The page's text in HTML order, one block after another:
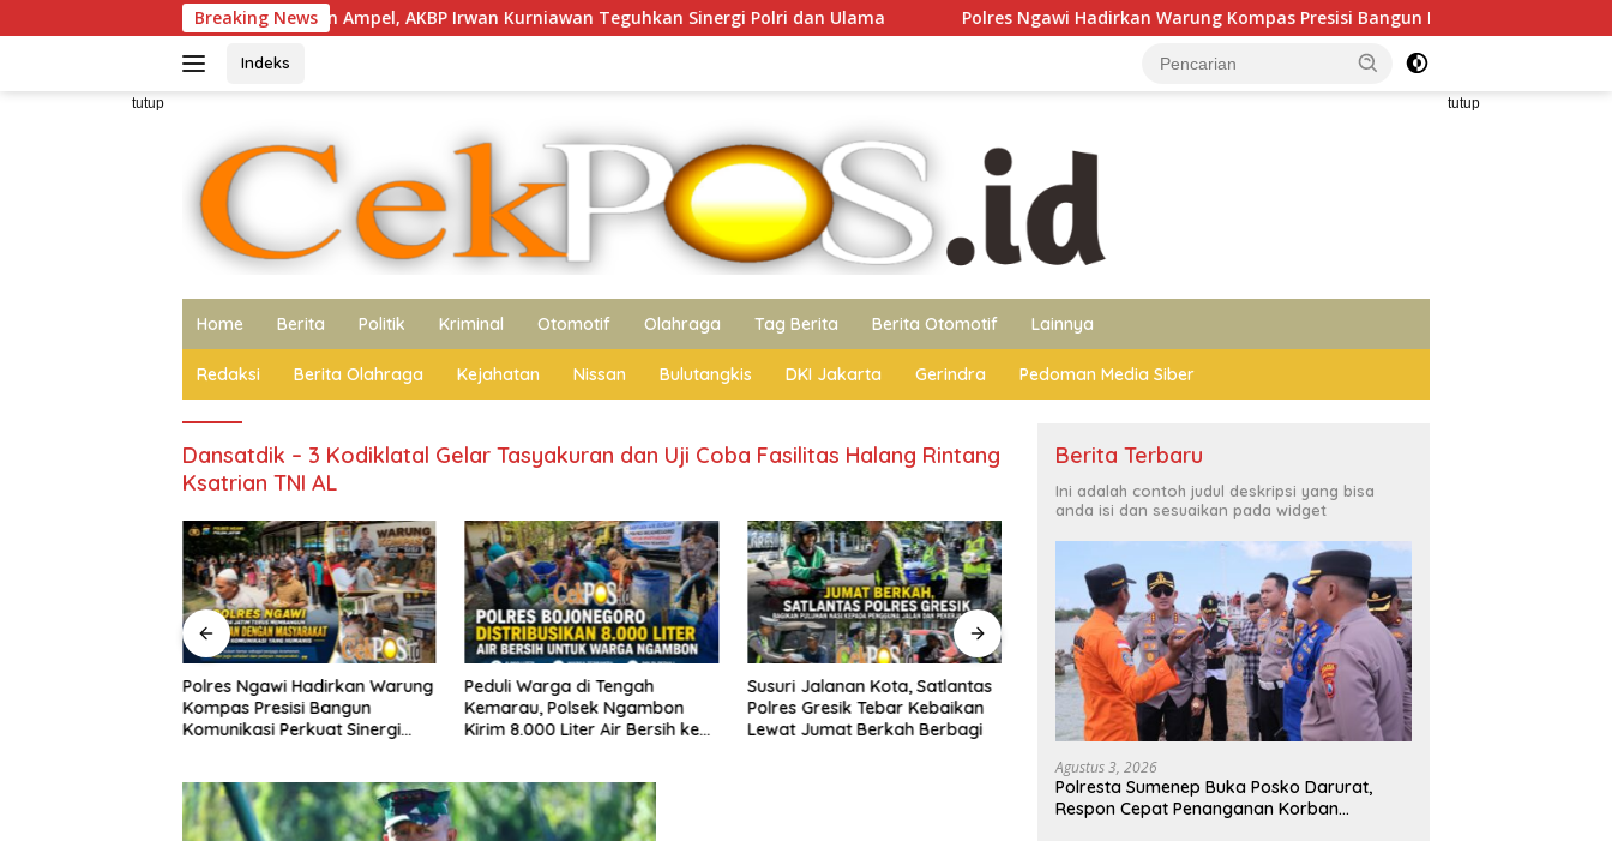
ke
Breaking News
Baru di Sunan Ampel, AKBP Irwan Kurniawan Teguhkan Sinergi Polri dan Ulama Polres Ngawi Hadirkan Warung Kompas Presisi Bangun Komunikasi Perkuat Sinergi untuk
Indeks
tutup tutup
Home Berita Politik Kriminal Otomotif Olahraga Tag Berita Berita Otomotif Lainnya
Redaksi Berita Olahraga Kejahatan Nissan Bulutangkis DKI Jakarta Gerindra Pedoman Media Siber
Dansatdik – 3 Kodiklatal Gelar Tasyakuran dan Uji Coba Fasilitas Halang Rintang
Ksatrian TNI AL
Peduli Warga di Tengah
Kemarau, Polsek Ngambon
Kirim 8.000 Liter Air Bersih ke
Susuri Jalanan Kota, Satlantas
Polres Gresik Tebar Kebaikan
Lewat Jumat Berkah Berbagi
Polresta Malang Kota Gelar
Bakkes dan Makan Bersama,
Warga Dapat Layanan
Direksi Baru PAM Surya
Sembada Dilantik, FKS3M
Gaspol Tuntaskan Sisa
Semangka Petani Tanah Merah
Dajah Laris Diserap SPPG,
Dibeli Langsung dari Lahan
Berita Terbaru
Ini adalah contoh judul deskripsi yang bisa
anda isi dan sesuaikan pada widget
Agustus 3, 2026
Polresta Sumenep Buka Posko Darurat,
Respon Cepat Penanganan Korban